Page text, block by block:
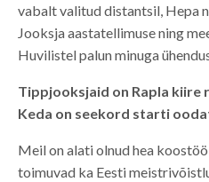
vabalt valitud distantsil, Hepa
Jooksja aastatellimuse ning
Huvilistel palun minuga
Tippjooksjaid on Rapla kiire
Keda on seekord starti
Meil on alati olnud hea
toimuvad ka Eesti